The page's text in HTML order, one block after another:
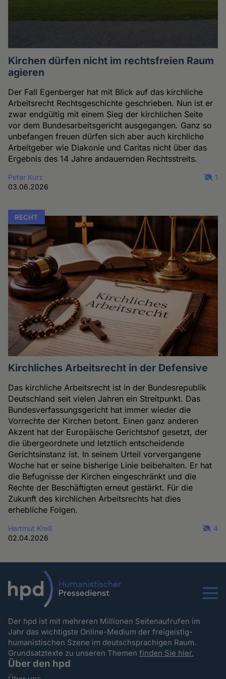
Kirchen dürfen nicht im rechtsfreien Raum
agieren
Der Fall Egenberger hat mit Blick auf das kirchliche
Arbeitsrecht Rechtsgeschichte geschrieben. Nun ist er
zwar endgültig mit einem Sieg der kirchlichen Seite
vor dem Bundesarbeitsgericht ausgegangen. Ganz so
unbefangen freuen dürfen sich aber auch kirchliche
Arbeitgeber wie Diakonie und Caritas nicht über das
Ergebnis des 14 Jahre andauernden Rechtsstreits.
Peter Kurz
03.06.2026
1
RECHT
Kirchliches Arbeitsrecht in der Defensive
Das kirchliche Arbeitsrecht ist in der Bundesrepublik
Deutschland seit vielen Jahren ein Streitpunkt. Das
Bundesverfassungsgericht hat immer wieder die
Vorrechte der Kirchen betont. Einen ganz anderen
Akzent hat der Europäische Gerichtshof gesetzt, der
die übergeordnete und letztlich entscheidende
Gerichtsinstanz ist. In seinem Urteil vorvergangene
Woche hat er seine bisherige Linie beibehalten. Er hat
die Befugnisse der Kirchen eingeschränkt und die
Rechte der Beschäftigten erneut gestärkt. Für die
Zukunft des kirchlichen Arbeitsrechts hat dies
erhebliche Folgen.
Hartmut Kreß
02.04.2026
4
Menu
Der hpd ist mit mehreren Millionen Seitenaufrufen im
Jahr das wichtigste Online-Medium der freigeistig-
humanistischen Szene im deutschsprachigen Raum.
Grundsatztexte zu unseren Themenfinden Sie hier.
Über den hpd